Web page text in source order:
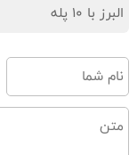
البرز با 10 پله